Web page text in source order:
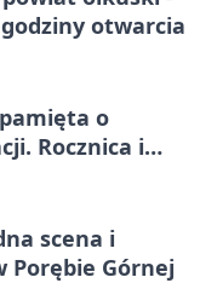
otwarcia
o
Rocznica i
scena i
Porębie Górnej